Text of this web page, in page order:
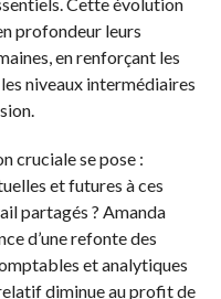
Cette évolution
profondeur leurs
en renforçant les
niveaux intermédiaires
cruciale se pose :
et futures à ces
partagés ? Amanda
d’une refonte des
et analytiques
diminue au profit de